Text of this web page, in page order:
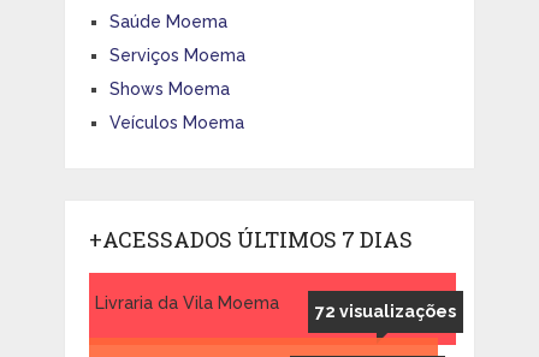
Saúde Moema
Serviços Moema
Shows Moema
Veículos Moema
+ACESSADOS ÚLTIMOS 7 DIAS
72 visualizações
Livraria da Vila Moema